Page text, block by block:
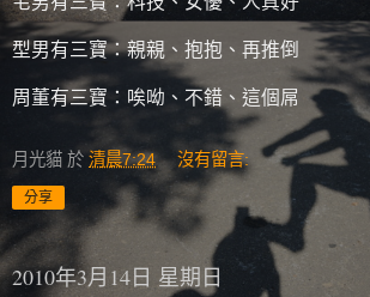
型男有三寶：親親、抱抱、再推倒
周董有三寶：唉呦、不錯、這個屌
月光貓 於 清晨7:24 沒有留言:
分享
2010年3月14日 星期日